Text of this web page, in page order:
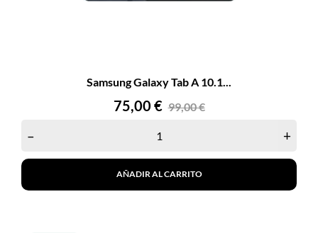
Samsung Galaxy Tab A 10.1...
Precio
75,00 € Precio
99,00 €
– +
AÑADIR AL CARRITO